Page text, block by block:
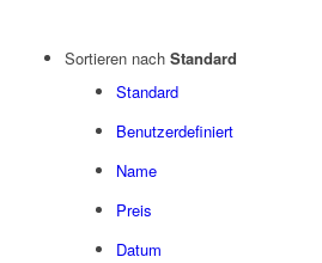
Sortieren nach Standard
Standard
Benutzerdefiniert
Name
Preis
Datum